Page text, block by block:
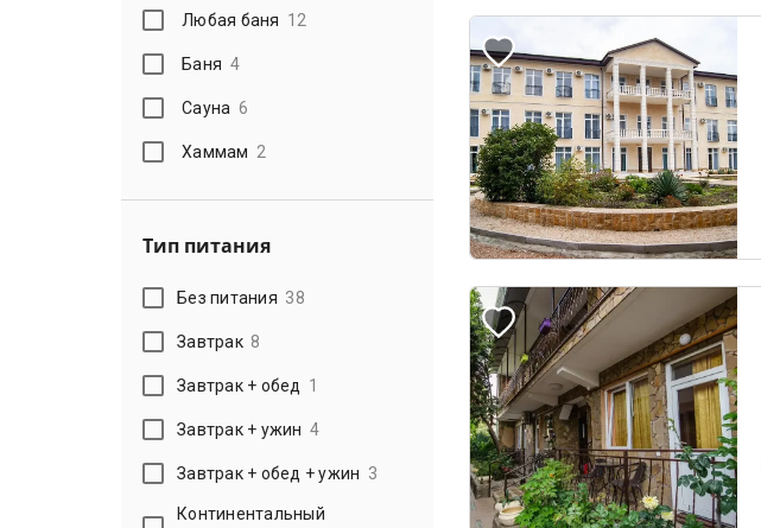
Любая баня 12
Баня 4
Сауна 6
Хаммам 2
Тип питания
Без питания 38
Завтрак 8
Завтрак + обед 1
Завтрак + ужин 4
Завтрак + обед + ужин 3
Континентальный